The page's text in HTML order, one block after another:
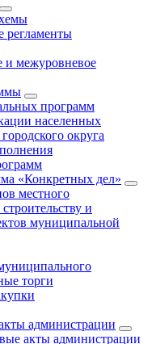
регламенты
и межуровневое
программ
населенных
округа
«Конкретных дел»
местного
и
муниципальной
торги
администрации
акты администрации